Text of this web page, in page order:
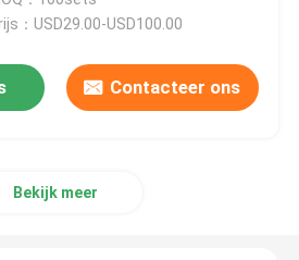
：USD29.00-USD100.00
Contacteer ons
Bekijk meer